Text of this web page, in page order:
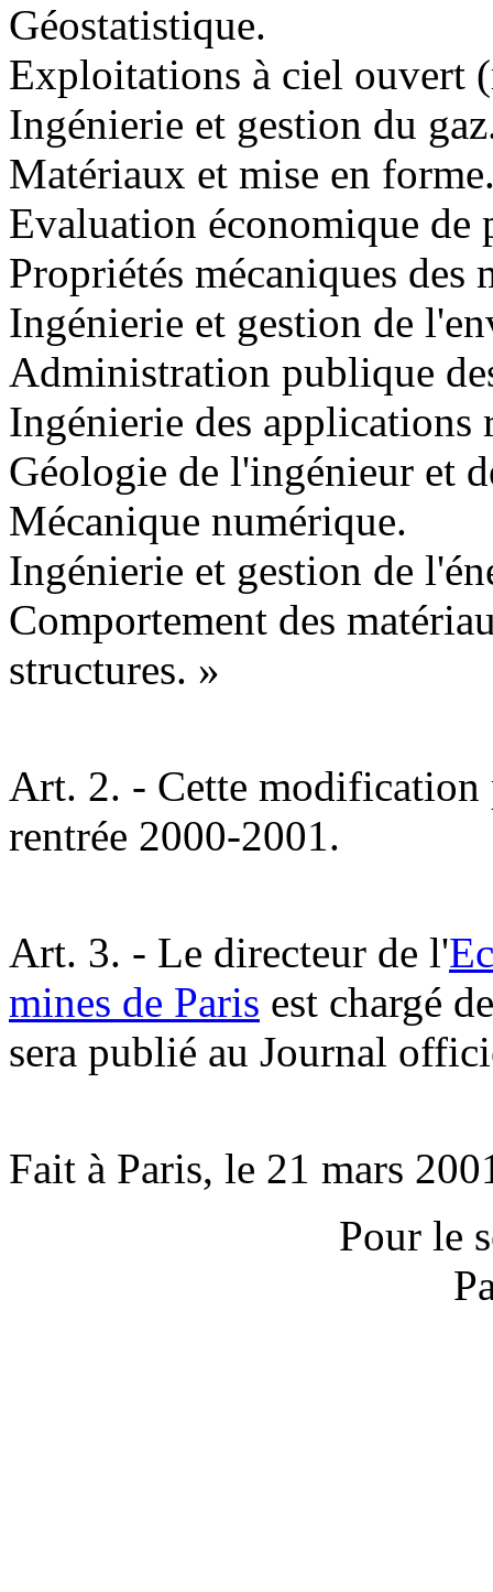
Géostatistique.
Exploitations à ciel ouvert
Ingénierie et gestion du
Matériaux et mise en
Evaluation économique de
Propriétés mécaniques des
Ingénierie et gestion de
Administration publique
Ingénierie des applications
Géologie de l'ingénieur et
Mécanique numérique.
Ingénierie et gestion de
Comportement des
structures. »
Art. 2. - Cette modification
rentrée 2000-2001.
Art. 3. - Le directeur de l'
mines de Paris est chargé
sera publié au Journal
Fait à Paris, le 21 mars
Pour le